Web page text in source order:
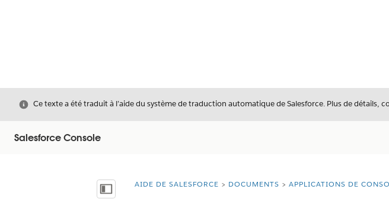
Fermer
Ce texte a été traduit à l’aide du système de traduction automatique de Salesforce. Plus de détails,
Salesforce Console
Afficher la table des matières
Vous êtes ici :
AIDE DE SALESFORCE DOCUMENTS APPLICATIONS DE